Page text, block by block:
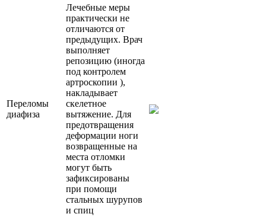
Переломы
диафиза
Лечебные меры
практически не
отличаются от
предыдущих. Врач
выполняет
репозицию (иногда
под контролем
артроскопии ),
накладывает
скелетное
вытяжение. Для
предотвращения
деформации ноги
возвращенные на
места отломки
могут быть
зафиксированы
при помощи
стальных шурупов
и спиц